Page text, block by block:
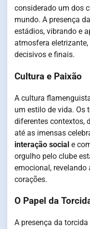
considerado um dos
mundo. A presença da
estádios, vibrando e
atmosfera
decisivos e finais.
Cultura e Paixão
A cultura
um estilo de vida. Os
diferentes contextos,
até as imensas
interação social e
orgulho pelo clube
emocional, revelando
corações.
O Papel da
A presença da